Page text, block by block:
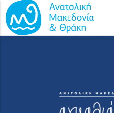
Παράκαμψη προς το κυρίως